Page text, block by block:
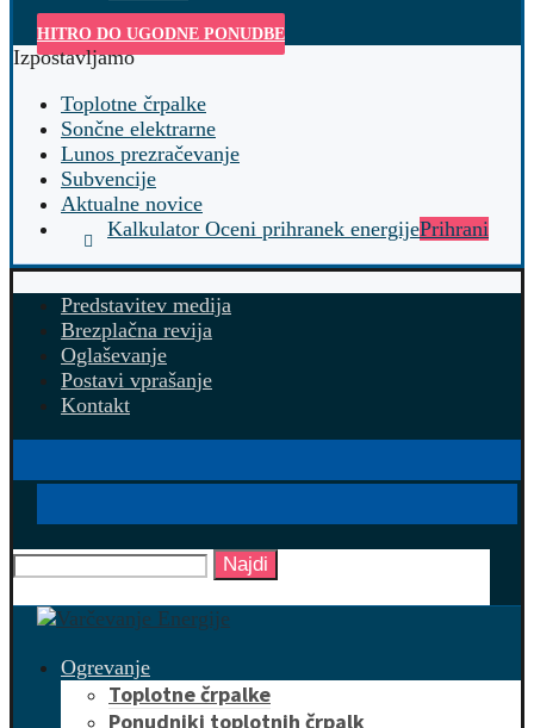
HITRO DO UGODNE PONUDBE
Izpostavljamo
Toplotne črpalke
Sončne elektrarne
Lunos prezračevanje
Subvencije
Aktualne novice
Kalkulator Oceni prihranek energijePrihrani
Predstavitev medija
Brezplačna revija
Oglaševanje
Postavi vprašanje
Kontakt
Najdi
Ogrevanje
Toplotne črpalke
Ponudniki toplotnih črpalk